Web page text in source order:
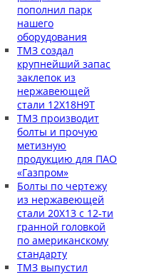
пополнил парк
нашего
оборудования
ТМЗ создал
крупнейший запас
заклепок из
нержавеющей
стали 12Х18Н9Т
ТМЗ производит
болты и прочую
метизную
продукцию для ПАО
«Газпром»
Болты по чертежу
из нержавеющей
стали 20Х13 с 12-ти
гранной головкой
по американскому
стандарту
ТМЗ выпустил